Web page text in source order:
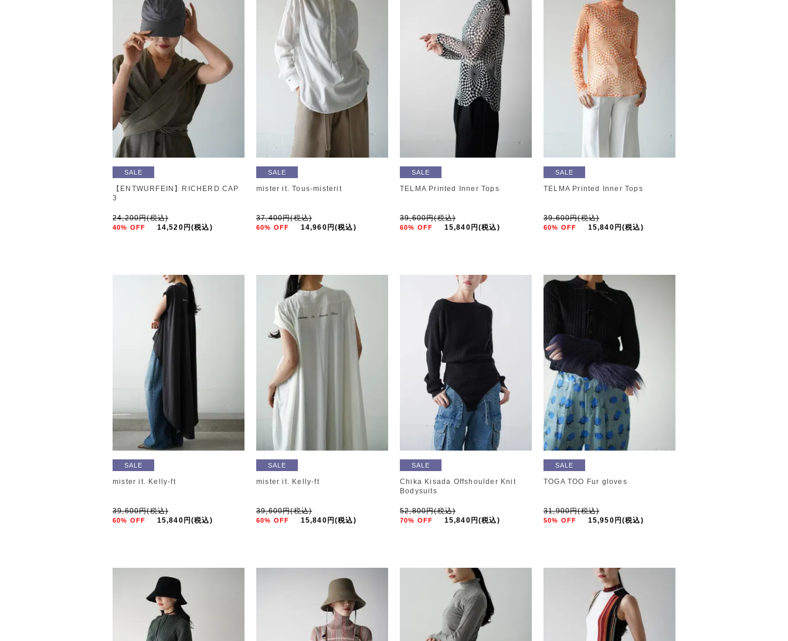
SALE
【ENTWURFEIN】RICHERD CAP
3
24,200円(税込)
40% OFF 14,520円(税込)
SALE
mister it. Tous-misterit
37,400円(税込)
60% OFF 14,960円(税込)
SALE
TELMA Printed Inner Tops
39,600円(税込)
60% OFF 15,840円(税込)
SALE
TELMA Printed Inner Tops
39,600円(税込)
60% OFF 15,840円(税込)
SALE
mister it. Kelly-ft
39,600円(税込)
60% OFF 15,840円(税込)
SALE
mister it. Kelly-ft
39,600円(税込)
60% OFF 15,840円(税込)
SALE
Chika Kisada Offshoulder Knit
Bodysuits
52,800円(税込)
70% OFF 15,840円(税込)
SALE
TOGA TOO Fur gloves
31,900円(税込)
50% OFF 15,950円(税込)